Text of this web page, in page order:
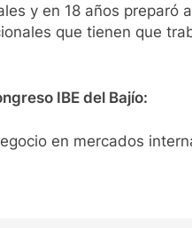
y en 18 años preparó
que tienen que
IBE del Bajío:
en mercados